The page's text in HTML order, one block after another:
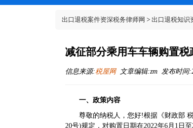
出口退税案件资深税务律师网 > 出口退税知识
减征部分乘用车车辆购置税
信息来源:税屋网文章编辑:zm 发布时间
一、政策内容
尊敬的纳税人，您好!根据《财政部
20号)规定，对购置日期在2022年6月1日